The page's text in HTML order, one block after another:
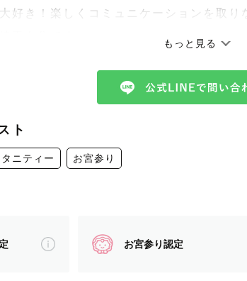
好き！楽しくコミュニケーションを取り
東などを中心に全国へ出張いたします！
でいましたので、その辺りのエリアで
往復¥3000を超える場合はご負担をお願
ございます。まずはご相談いただければ
け、撮影に込める想い、こんな写真を
もっと見る
ト
ニティー お宮参り
お宮参り認定